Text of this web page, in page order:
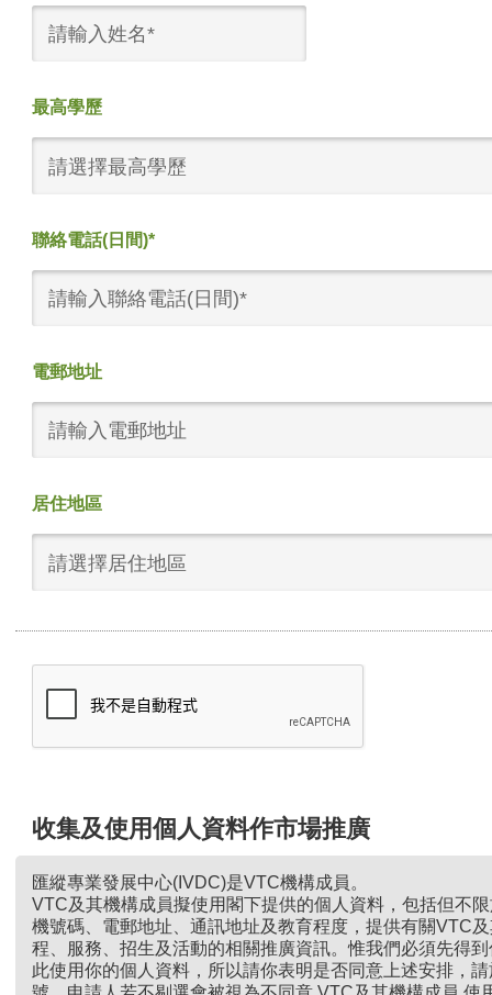
最高學歷
請選擇最高學歷
聯絡電話(日間)*
電郵地址
居住地區
請選擇居住地區
收集及使用個人資料作市場推廣
匯縱專業發展中心(IVDC)是VTC機構成員。
VTC及其機構成員擬使用閣下提供的個人資料，包括但不
機號碼、電郵地址、通訊地址及教育程度，提供有關VTC
程、服務、招生及活動的相關推廣資訊。惟我們必須先得
此使用你的個人資料，所以請你表明是否同意上述安排，